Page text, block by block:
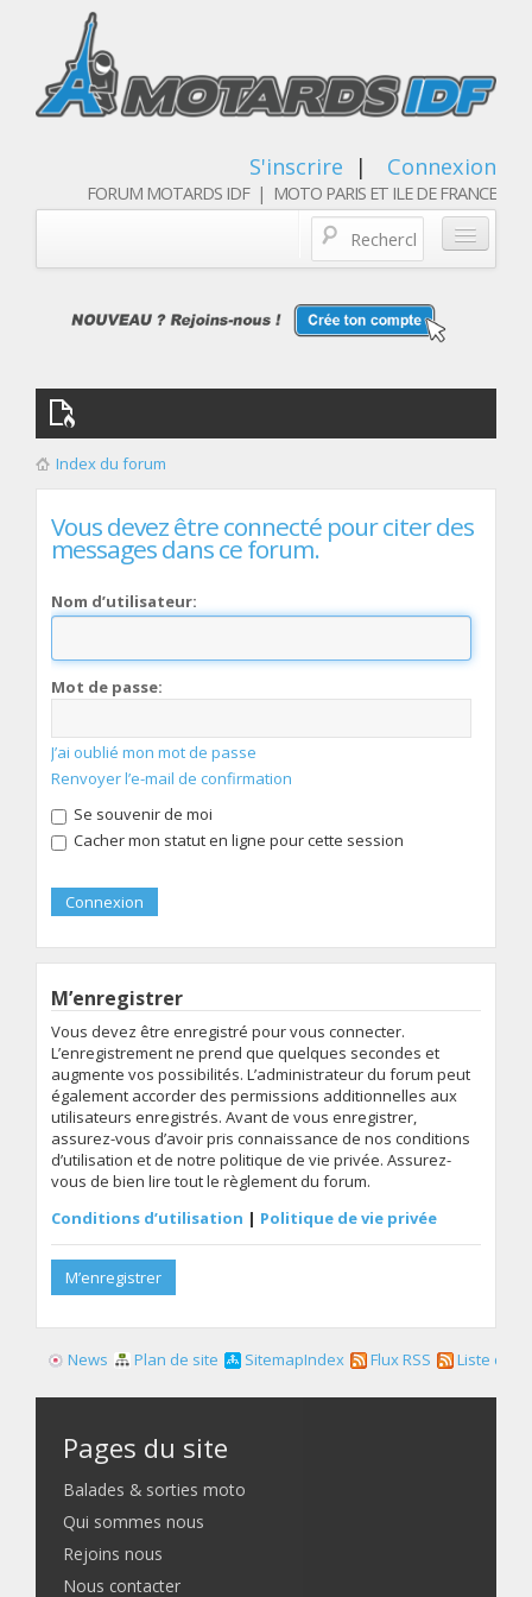
S'inscrire | Connexion
FORUM MOTARDS IDF | MOTO PARIS ET ILE DE FRANCE
Qui sommes nous
Les membres
Index du forum
Vous devez être connecté pour citer des
messages dans ce forum.
Nom d’utilisateur:
Mot de passe:
J’ai oublié mon mot de passe
Renvoyer l’e-mail de confirmation
Se souvenir de moi
Cacher mon statut en ligne pour cette session
M’enregistrer
Vous devez être enregistré pour vous connecter.
L’enregistrement ne prend que quelques secondes et
augmente vos possibilités. L’administrateur du forum peut
également accorder des permissions additionnelles aux
utilisateurs enregistrés. Avant de vous enregistrer,
assurez-vous d’avoir pris connaissance de nos conditions
d’utilisation et de notre politique de vie privée. Assurez-
vous de bien lire tout le règlement du forum.
Conditions d’utilisation | Politique de vie privée
M’enregistrer
News Plan de site SitemapIndex Flux RSS Liste des
Pages du site
Balades & sorties moto
Qui sommes nous
Rejoins nous
Nous contacter